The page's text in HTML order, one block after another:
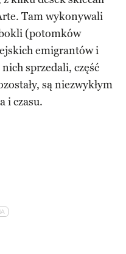
Tam wykonywali
(potomków
emigrantów i
sprzedali, część
są niezwykłym
i czasu.